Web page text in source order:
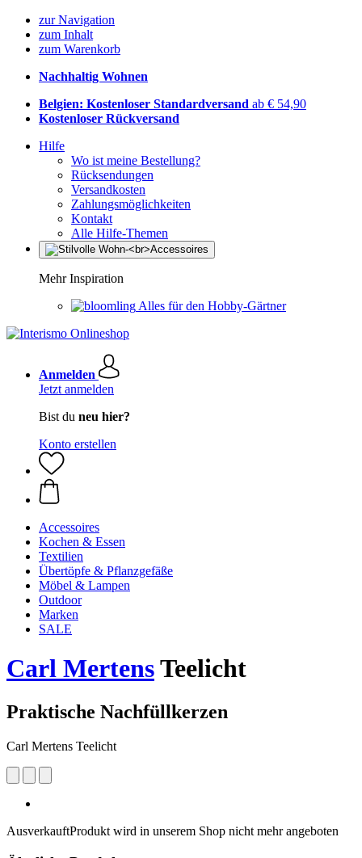
zur Navigation
zum Inhalt
zum Warenkorb
Nachhaltig Wohnen
Belgien: Kostenloser Standardversand ab € 54,90
Kostenloser Rückversand
Hilfe
Wo ist meine Bestellung?
Rücksendungen
Versandkosten
Zahlungsmöglichkeiten
Kontakt
Alle Hilfe-Themen
Mehr Inspiration
Alles für den Hobby-Gärtner
Anmelden
Jetzt anmelden
Bist du neu hier?
Konto erstellen
Accessoires
Kochen & Essen
Textilien
Übertöpfe & Pflanzgefäße
Möbel & Lampen
Outdoor
Marken
SALE
Carl MertensTeelicht
Praktische Nachfüllkerzen
Carl Mertens Teelicht
AusverkauftProdukt wird in unserem Shop nicht mehr angeboten